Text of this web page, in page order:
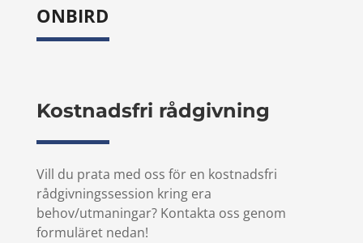
ONBIRD
Kostnadsfri rådgivning
Vill du prata med oss för en kostnadsfri
rådgivningssession kring era
behov/utmaningar? Kontakta oss genom
formuläret nedan!